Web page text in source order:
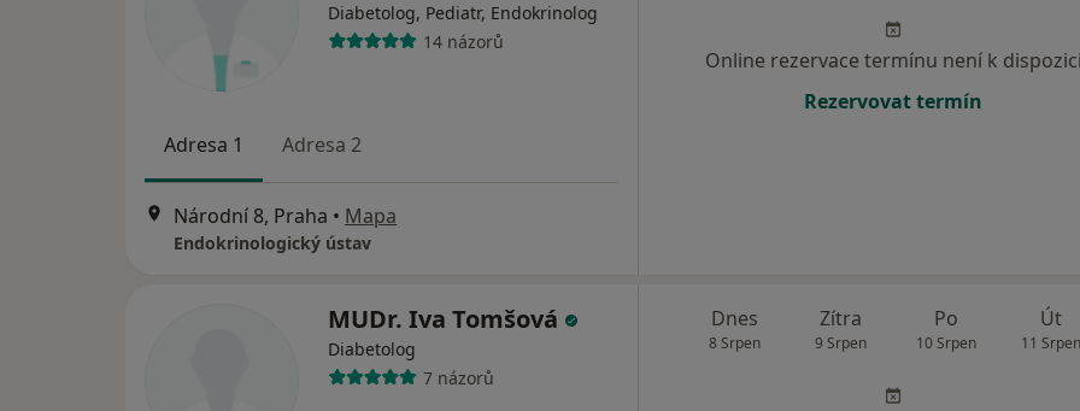
Diabetolog, Pediatr, Endokrinolog
14 názorů
Adresa 1 Adresa 2
Národní 8, Praha • Mapa
Endokrinologický ústav
Online rezervace termínu není k dispozici
Rezervovat termín
MUDr. Iva Tomšová
Diabetolog
7 názorů
Dnes
8 Srpen
Zítra
9 Srpen
Po
10 Srpen
Út
11 Srpen